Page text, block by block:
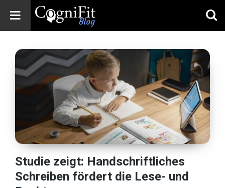
Blog: Brain
Health
News
Brain Training,
Mental Health, and
Wellness
Studie zeigt: Handschriftliches
Schreiben fördert die Lese- und